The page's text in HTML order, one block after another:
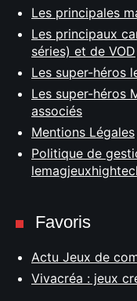
Les principales
Les principaux
séries) et de VOD
Les super-héros
Les super-héros
associés
Mentions Légales
Politique de
Favoris
Actu Jeux de
Vivacréa : jeux